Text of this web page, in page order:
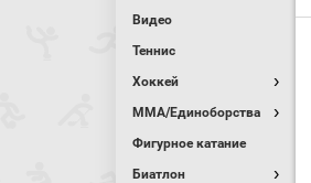
Видео
Теннис
Хоккей
MMA/Единоборства
Фигурное катание
Биатлон